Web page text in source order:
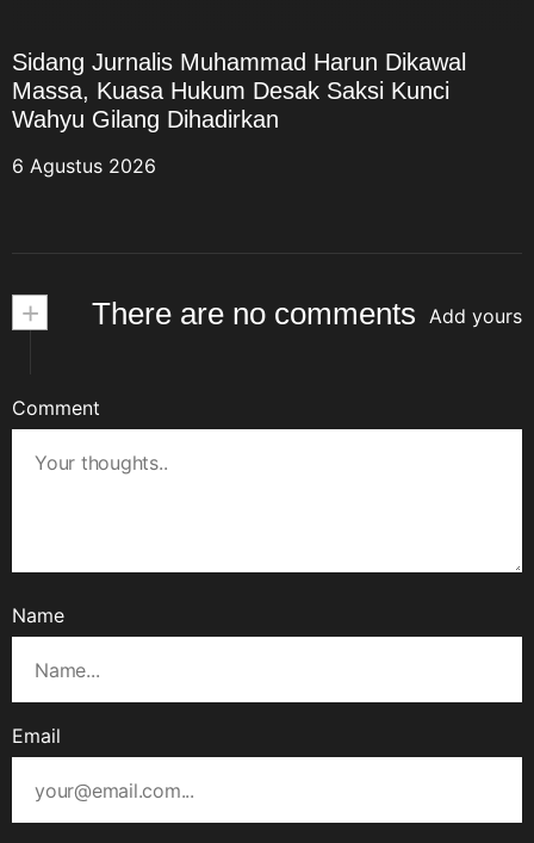
Sidang Jurnalis Muhammad Harun Dikawal
Massa, Kuasa Hukum Desak Saksi Kunci
Wahyu Gilang Dihadirkan
6 Agustus 2026
+ There are no comments Add yours
Comment
Name
Email